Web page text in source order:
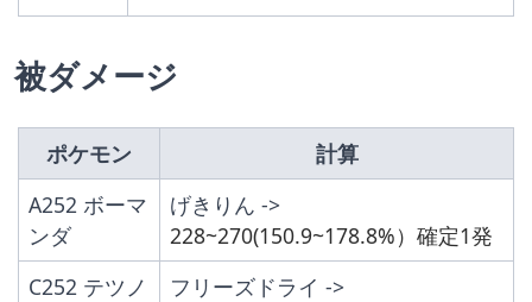
被ダメージ
ポケモン
計算
A252 ボーマ
ンダ
げきりん ->
228~270(150.9~178.8%）確定1発
C252 テツノ
フリーズドライ ->